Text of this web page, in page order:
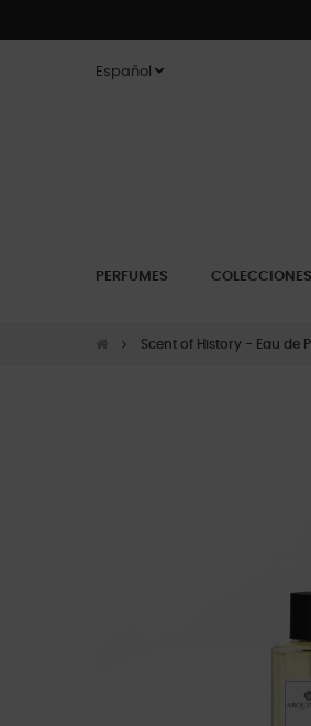
Español
PERFUMES COLECCIONES
Scent of History - Eau de